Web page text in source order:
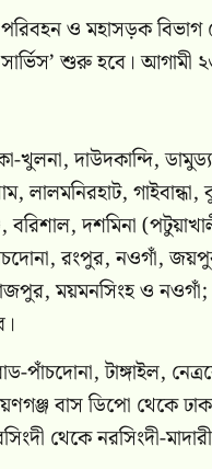
ও মহাসড়ক বিভাগ
শুরু হবে। আগামী
খুলনা, দাউদকান্দি,
লালমনিরহাট,
বরিশাল, দশমিনা
রংপুর, নওগাঁ,
ময়মনসিংহ ও
পাঁচদোনা, টাঙ্গাইল,
বাস ডিপো থেকে
থেকে নরসিংদী-